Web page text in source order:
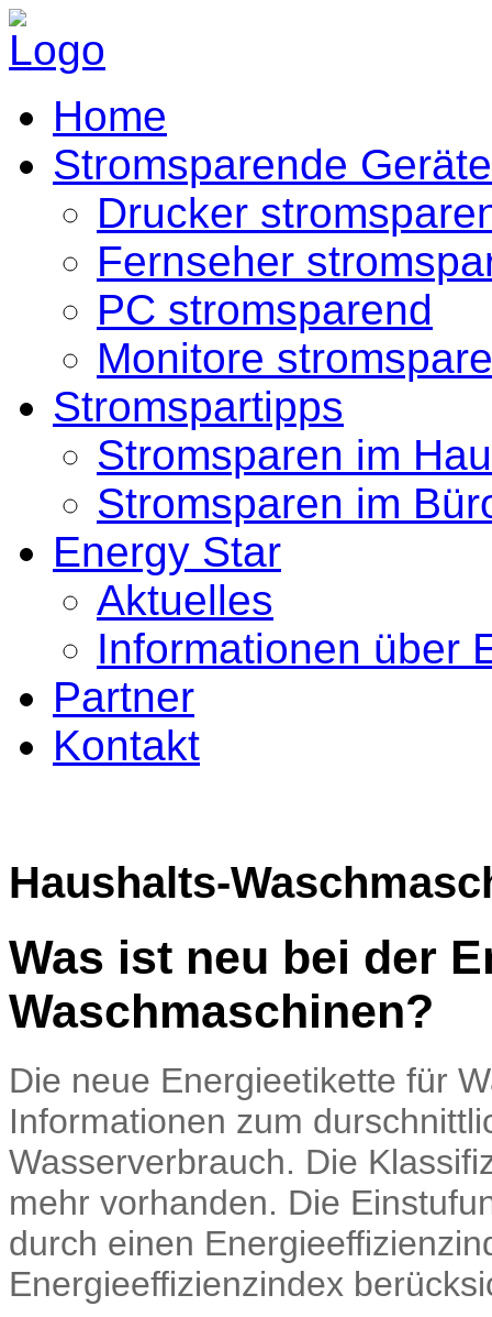
Home
Stromsparende Geräte
Drucker
Fernseher
PC stromsparend
Monitore
Stromspartipps
Stromsparen im
Stromsparen im
Energy Star
Aktuelles
Informationen über
Partner
Kontakt
Haushalts-
Was ist neu bei der
Waschmaschinen?
Die neue Energieetikette für
Informationen zum
Wasserverbrauch. Die
mehr vorhanden. Die
durch einen
Energieeffizienzindex